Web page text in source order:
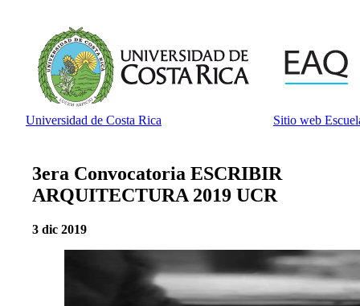
Universidad de Costa Rica Sitio web
3era Convocatoria ESCRIBIR
ARQUITECTURA 2019 UCR
3 dic 2019